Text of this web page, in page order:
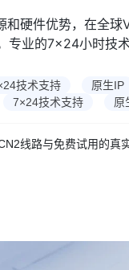
和硬件优势，在全
专业的7×24小时技
技术支持
原生IP
7×24技术支持 原
线路与免费试用的真